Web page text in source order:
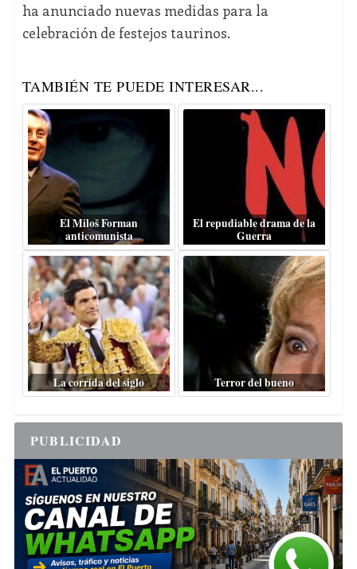
ha anunciado nuevas medidas para la
celebración de festejos taurinos.
TAMBIÉN TE PUEDE INTERESAR...
El Miloš Forman
anticomunista
El repudiable drama de la
Guerra
La corrida del siglo Terror del bueno
PUBLICIDAD